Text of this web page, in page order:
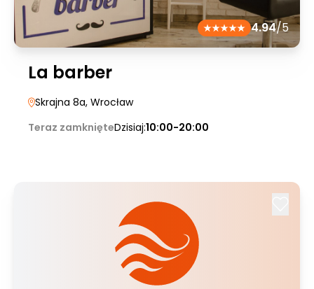
4.94/5
La barber
Skrajna 8a, Wrocław
Teraz zamknięteDzisiaj:10:00-20:00